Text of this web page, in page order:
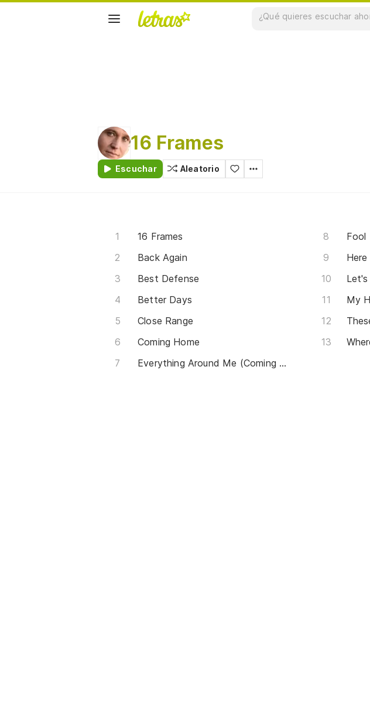
16 Frames
Escuchar Aleatorio
16 Frames
Back Again
Best Defense
Better Days
Close Range
Coming Home
Everything Around Me (Coming Down)
Fool
My